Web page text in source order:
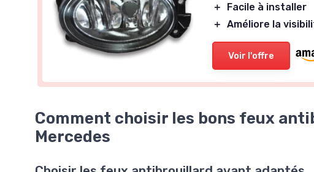
＋
Facile à installer
＋ Améliore la
Voir l'offre
Comment choisir les bons feux
Mercedes